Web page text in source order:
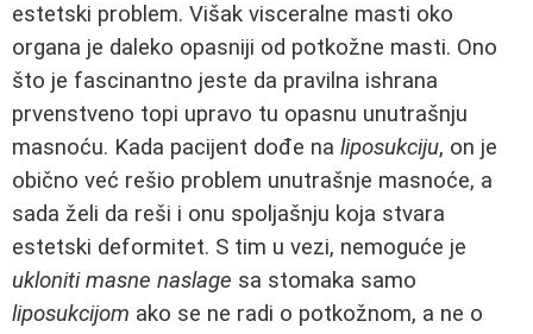
estetski problem. Višak visceralne masti oko
organa je daleko opasniji od potkožne masti. Ono
što je fascinantno jeste da pravilna ishrana
prvenstveno topi upravo tu opasnu unutrašnju
masnoću. Kada pacijent dođe na liposukciju, on je
obično već rešio problem unutrašnje masnoće, a
sada želi da reši i onu spoljašnju koja stvara
estetski deformitet. S tim u vezi, nemoguće je
ukloniti masne naslage sa stomaka samo
liposukcijom ako se ne radi o potkožnom, a ne o